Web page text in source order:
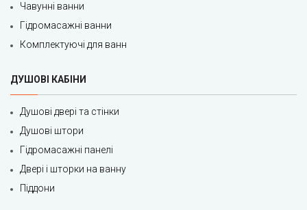
Чавунні ванни
Гідромасажні ванни
Комплектуючі для ванн
ДУШОВІ КАБІНИ
Душові двері та стінки
Душові штори
Гідромасажні панелі
Двері і шторки на ванну
Піддони